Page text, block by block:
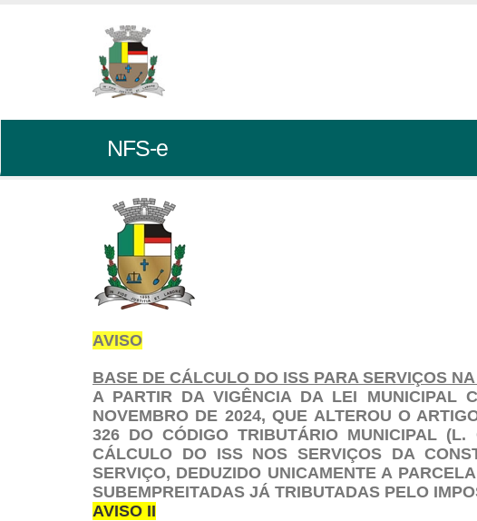
NFS-e
AVISO
BASE DE CÁLCULO DO ISS PARA SERVIÇOS
A PARTIR DA VIGÊNCIA DA LEI MUNICIPAL
NOVEMBRO DE 2024, QUE ALTEROU O
326 DO CÓDIGO TRIBUTÁRIO MUNICIPAL
CÁLCULO DO ISS NOS SERVIÇOS DA
SERVIÇO, DEDUZIDO UNICAMENTE A
SUBEMPREITADAS JÁ TRIBUTADAS PELO
AVISO II